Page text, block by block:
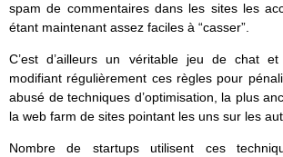
spam de commentaires dans les sites les
étant maintenant assez faciles à “casser”.
C’est d’ailleurs un véritable jeu de chat
modifiant régulièrement ces règles pour
abusé de techniques d’optimisation, la plus
la web farm de sites pointant les uns sur les
Nombre de startups utilisent ces